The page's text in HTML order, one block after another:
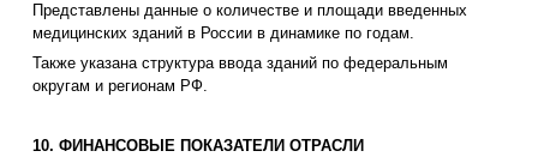
Представлены данные о количестве и площади введенных
медицинских зданий в России в динамике по годам.
Также указана структура ввода зданий по федеральным
округам и регионам РФ.
10. ФИНАНСОВЫЕ ПОКАЗАТЕЛИ ОТРАСЛИ